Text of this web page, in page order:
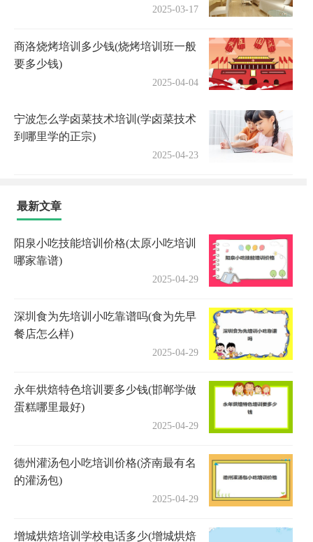
2025-03-17
商洛烧烤培训多少钱(烧烤培训班一般
要多少钱)
2025-04-04
宁波怎么学卤菜技术培训(学卤菜技术
到哪里学的正宗)
2025-04-23
最新文章
阳泉小吃技能培训价格(太原小吃培训
哪家靠谱)
2025-04-29
深圳食为先培训小吃靠谱吗(食为先早
餐店怎么样)
2025-04-29
永年烘焙特色培训要多少钱(邯郸学做
蛋糕哪里最好)
2025-04-29
德州灌汤包小吃培训价格(济南最有名
的灌汤包)
2025-04-29
增城烘焙培训学校电话多少(增城烘焙